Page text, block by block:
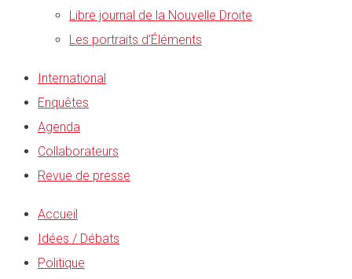
Libre journal de la Nouvelle Droite
Les portraits d’Éléments
International
Enquêtes
Agenda
Collaborateurs
Revue de presse
Accueil
Idées / Débats
Politique